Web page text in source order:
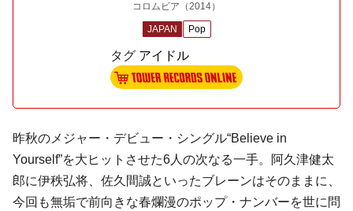
コロムビア （2014）
JAPAN Pop
タグ アイドル
昨秋のメジャー・デビュー・シングル“Believe in
Yourself”を大ヒットさせた6人の次なる一手。
阿久津健太
郎に伊秩弘将 佐久間誠といったブレーンはそのままに、
今回も無垢で前向きな春爛漫のポップ・ナンバーを世に問